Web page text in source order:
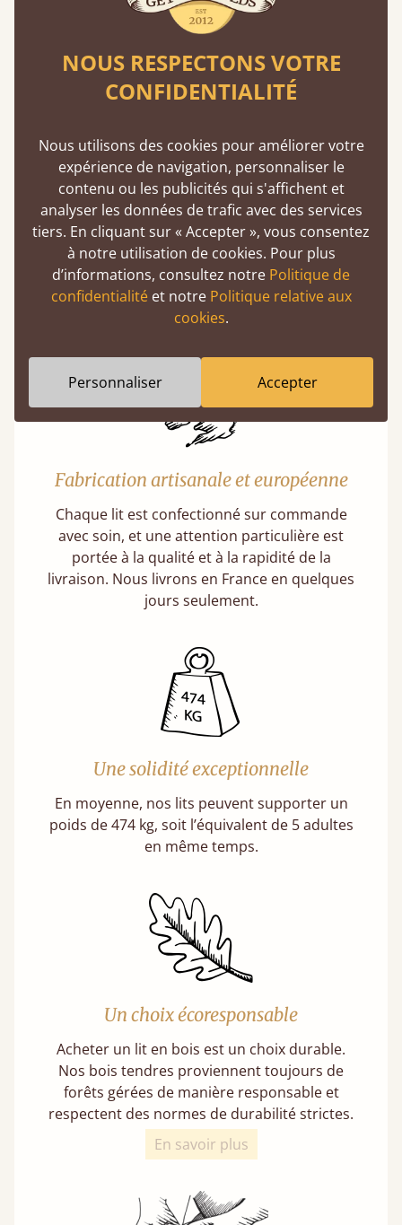
étaient mieux ? Nous vous expliquons
pourquoi c'est faux.
En savoir plus
Assemblage à tenon et à mortaise
Cette technique de menuiserie existe depuis
2500 av. J.-C. Une méthode éprouvée
garantissant solidité et durabilité.
Fabrication artisanale et européenne
Chaque lit est confectionné sur commande
avec soin, et une attention particulière est
portée à la qualité et à la rapidité de la
livraison. Nous livrons en France en quelques
jours seulement.
Une solidité exceptionnelle
En moyenne, nos lits peuvent supporter un
poids de 474 kg, soit l’équivalent de 5 adultes
en même temps.
Un choix écoresponsable
Acheter un lit en bois est un choix durable.
Nos bois tendres proviennent toujours de
forêts gérées de manière responsable et
respectent des normes de durabilité strictes.
En savoir plus
NOUS RESPECTONS VOTRE
CONFIDENTIALITÉ
Nous utilisons des cookies pour améliorer votre
expérience de navigation, personnaliser le
contenu ou les publicités qui s'affichent et
analyser les données de trafic avec des services
tiers. En cliquant sur « Accepter », vous consentez
à notre utilisation de cookies. Pour plus
d’informations, consultez notre Politique de
confidentialitéet notre Politique relative aux
cookies.
Personnaliser Accepter